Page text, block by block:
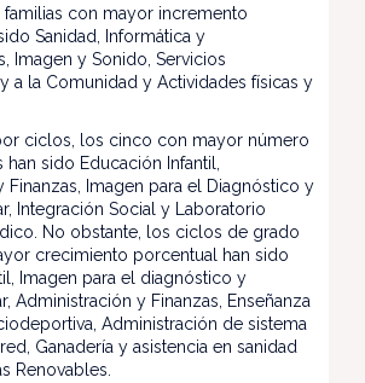
familias con mayor incremento
Sanidad, Informática y
Imagen y Sonido, Servicios
a la Comunidad y Actividades físicas y
ciclos, los cinco con mayor número
sido Educación Infantil,
Finanzas, Imagen para el Diagnóstico y
Integración Social y Laboratorio
No obstante, los ciclos de grado
crecimiento porcentual han sido
Imagen para el diagnóstico y
Administración y Finanzas, Enseñanza
Administración de sistema
Ganadería y asistencia en sanidad
Renovables.